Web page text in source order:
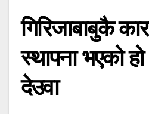
गिरिजाबाबुकै
स्थापना भएको
देउवा